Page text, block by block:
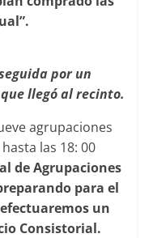
por un
llegó al recinto.
agrupaciones
las 18: 00
de Agrupaciones
para el
un
Consistorial.